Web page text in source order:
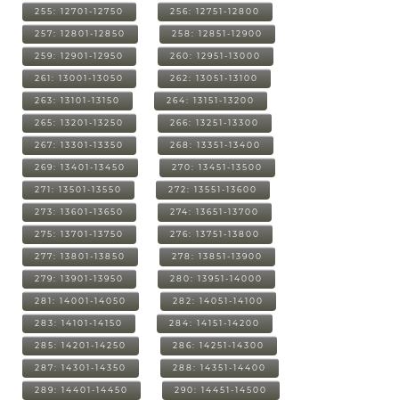
255: 12701-12750 256: 12751-12800
257: 12801-12850 258: 12851-12900
259: 12901-12950 260: 12951-13000
261: 13001-13050 262: 13051-13100
263: 13101-13150 264: 13151-13200
265: 13201-13250 266: 13251-13300
267: 13301-13350 268: 13351-13400
269: 13401-13450 270: 13451-13500
271: 13501-13550 272: 13551-13600
273: 13601-13650 274: 13651-13700
275: 13701-13750 276: 13751-13800
277: 13801-13850 278: 13851-13900
279: 13901-13950 280: 13951-14000
281: 14001-14050 282: 14051-14100
283: 14101-14150 284: 14151-14200
285: 14201-14250 286: 14251-14300
287: 14301-14350 288: 14351-14400
289: 14401-14450 290: 14451-14500